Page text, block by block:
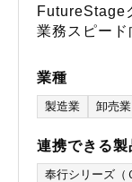
FutureStage
業務スピード
業種
製造業 卸売業
連携できる製
奉行シリーズ（